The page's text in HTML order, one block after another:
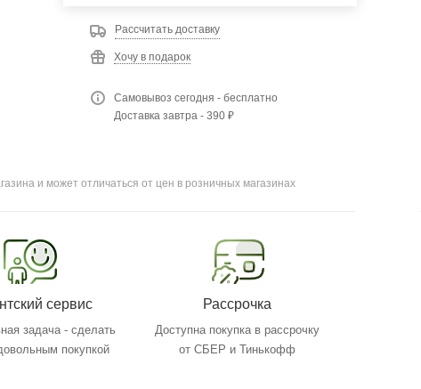
Рассчитать доставку
Хочу в подарок
Самовывоз сегодня - бесплатно
Доставка завтра - 390 ₽
и может отличаться от цен в розничных магазинах
сервис
задача - сделать
покупкой
Рассрочка
Доступна покупка в рассрочку
от СБЕР и Тинькофф